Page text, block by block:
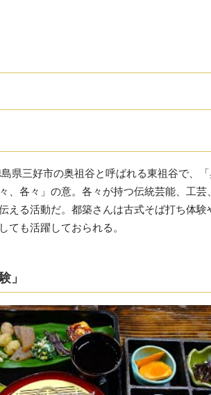
県三好市の奥祖谷と呼ばれる東祖谷で、
、各々」の意。各々が持つ伝統芸能、工
える活動だ。都築さんは古式そば打ち体験
ても活躍しておられる。
」